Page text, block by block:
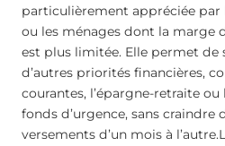
particulièrement appréciée par
ou les ménages dont la marge
est plus limitée. Elle permet de
d’autres priorités financières,
courantes, l’épargne-retraite
fonds d’urgence, sans craindre
versements d’un mois à